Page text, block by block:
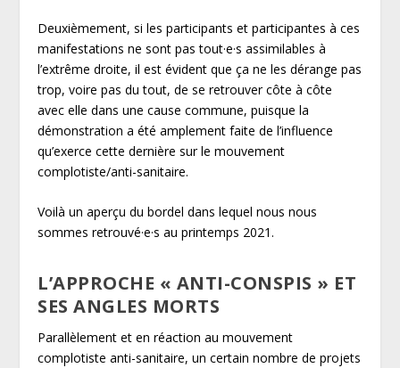
Deuxièmement, si les participants et participantes à ces
manifestations ne sont pas tout·e·s assimilables à
l’extrême droite, il est évident que ça ne les dérange pas
trop, voire pas du tout, de se retrouver côte à côte
avec elle dans une cause commune, puisque la
démonstration a été amplement faite de l’influence
qu’exerce cette dernière sur le mouvement
complotiste/anti-sanitaire.
Voilà un aperçu du bordel dans lequel nous nous
sommes retrouvé·e·s au printemps 2021.
L’APPROCHE « ANTI-CONSPIS » ET
SES ANGLES MORTS
Parallèlement et en réaction au mouvement
complotiste anti-sanitaire, un certain nombre de projets